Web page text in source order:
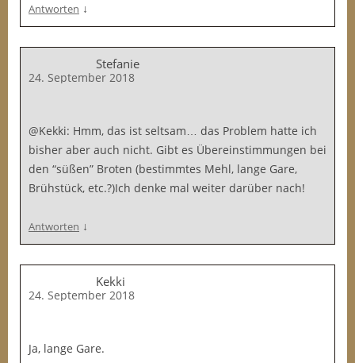
Antworten ↓
Stefanie
24. September 2018
@Kekki: Hmm, das ist seltsam… das Problem hatte ich
bisher aber auch nicht. Gibt es Übereinstimmungen bei
den “süßen” Broten (bestimmtes Mehl, lange Gare,
Brühstück, etc.?)Ich denke mal weiter darüber nach!
Antworten ↓
Kekki
24. September 2018
Ja, lange Gare.